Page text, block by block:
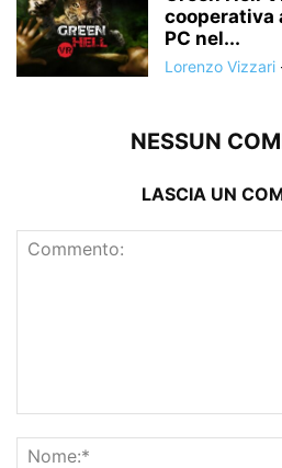
cooperativa
PC nel...
Lorenzo Vizzari
NESSUN
LASCIA UN